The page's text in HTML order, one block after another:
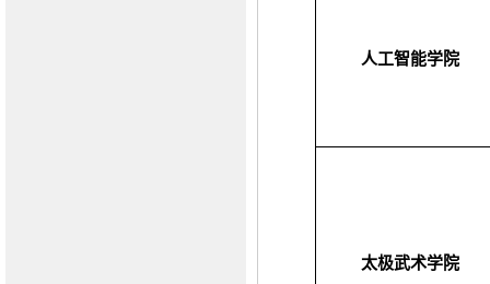
人工智能学院
太极武术学院